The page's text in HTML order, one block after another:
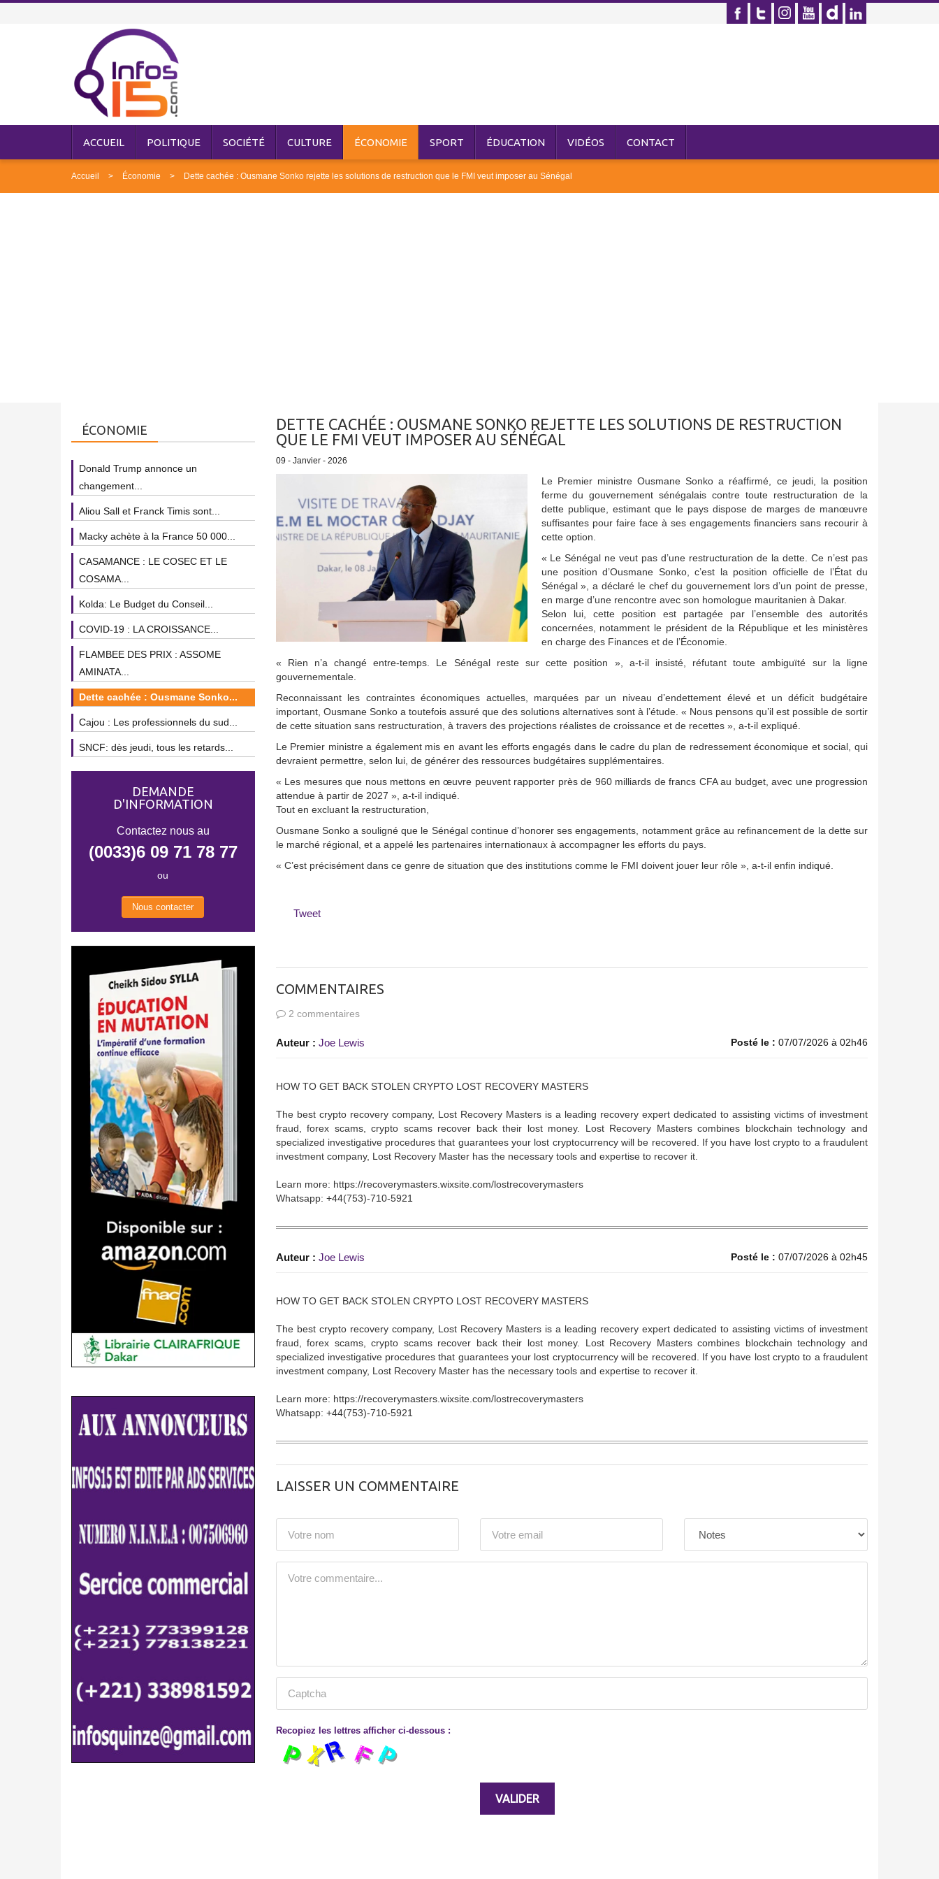
ACCUEIL POLITIQUE SOCIÉTÉ CULTURE ÉCONOMIE SPORT ÉDUCATION VIDÉOS CONTACT
Accueil Économie Dette cachée : Ousmane Sonko rejette les solutions de restruction que le FMI veut imposer au Sénégal
DETTE CACHÉE : OUSMANE SONKO REJETTE LES SOLUTIONS DE RESTRUCTION
QUE LE FMI VEUT IMPOSER AU SÉNÉGAL
09 - Janvier - 2026
Le Premier ministre Ousmane Sonko a réaffirmé, ce jeudi, la position
ferme du gouvernement sénégalais contre toute restructuration de la
dette publique, estimant que le pays dispose de marges de manœuvre
suffisantes pour faire face à ses engagements financiers sans recourir à
cette option.
« Le Sénégal ne veut pas d’une restructuration de la dette. Ce n’est pas
une position d’Ousmane Sonko, c’est la position officielle de l’État du
Sénégal », a déclaré le chef du gouvernement lors d’un point de presse,
en marge d’une rencontre avec son homologue mauritanien à Dakar.
Selon lui, cette position est partagée par l’ensemble des autorités
concernées, notamment le président de la République et les ministères
en charge des Finances et de l’Économie.
« Rien n’a changé entre-temps. Le Sénégal reste sur cette position », a-t-il insisté, réfutant toute ambiguïté sur la ligne
gouvernementale.
Reconnaissant les contraintes économiques actuelles, marquées par un niveau d’endettement élevé et un déficit budgétaire
important, Ousmane Sonko a toutefois assuré que des solutions alternatives sont à l’étude. « Nous pensons qu’il est possible de sortir
de cette situation sans restructuration, à travers des projections réalistes de croissance et de recettes », a-t-il expliqué.
Le Premier ministre a également mis en avant les efforts engagés dans le cadre du plan de redressement économique et social, qui
devraient permettre, selon lui, de générer des ressources budgétaires supplémentaires.
« Les mesures que nous mettons en œuvre peuvent rapporter près de 960 milliards de francs CFA au budget, avec une progression
attendue à partir de 2027 », a-t-il indiqué.
Tout en excluant la restructuration,
Ousmane Sonko a souligné que le Sénégal continue d’honorer ses engagements, notamment grâce au refinancement de la dette sur
le marché régional, et a appelé les partenaires internationaux à accompagner les efforts du pays.
« C’est précisément dans ce genre de situation que des institutions comme le FMI doivent jouer leur rôle », a-t-il enfin indiqué.
Tweet
COMMENTAIRES
2 commentaires
Auteur : Joe Lewis Posté le : 07/07/2026 à 02h46
HOW TO GET BACK STOLEN CRYPTO LOST RECOVERY MASTERS
The best crypto recovery company, Lost Recovery Masters is a leading recovery expert dedicated to assisting victims of investment
fraud, forex scams, crypto scams recover back their lost money. Lost Recovery Masters combines blockchain technology and
specialized investigative procedures that guarantees your lost cryptocurrency will be recovered. If you have lost crypto to a fraudulent
investment company, Lost Recovery Master has the necessary tools and expertise to recover it.
Learn more: https://recoverymasters.wixsite.com/lostrecoverymasters
Whatsapp: +44(753)-710-5921
Auteur : Joe Lewis Posté le : 07/07/2026 à 02h45
HOW TO GET BACK STOLEN CRYPTO LOST RECOVERY MASTERS
The best crypto recovery company, Lost Recovery Masters is a leading recovery expert dedicated to assisting victims of investment
fraud, forex scams, crypto scams recover back their lost money. Lost Recovery Masters combines blockchain technology and
specialized investigative procedures that guarantees your lost cryptocurrency will be recovered. If you have lost crypto to a fraudulent
investment company, Lost Recovery Master has the necessary tools and expertise to recover it.
Learn more: https://recoverymasters.wixsite.com/lostrecoverymasters
Whatsapp: +44(753)-710-5921
LAISSER UN COMMENTAIRE
Recopiez les lettres afficher ci-dessous :
ÉCONOMIE
Donald Trump annonce un
changement...
Aliou Sall et Franck Timis sont...
Macky achète à la France 50 000...
CASAMANCE : LE COSEC ET LE
COSAMA...
Kolda: Le Budget du Conseil...
COVID-19 : LA CROISSANCE...
FLAMBEE DES PRIX : ASSOME
AMINATA...
Dette cachée : Ousmane Sonko...
Cajou : Les professionnels du sud...
SNCF: dès jeudi, tous les retards...
DEMANDE
D'INFORMATION
Contactez nous au
(0033)6 09 71 78 77
ou
Nous contacter